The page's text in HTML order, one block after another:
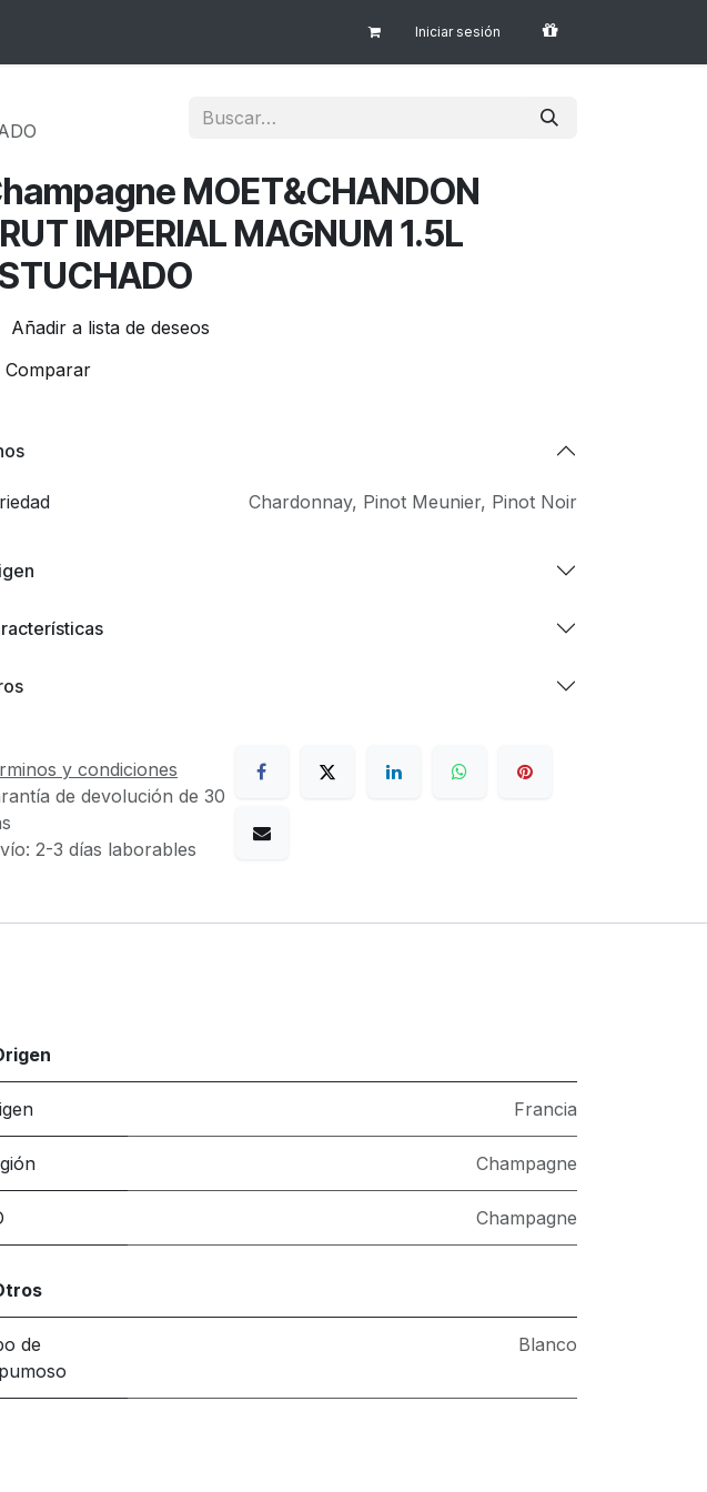
Iniciar sesión
MOET&CHANDON
IMPERIAL MAGNUM 1.5L
Añadir a lista de deseos
Comparar
Chardonnay, Pinot Meunier, Pinot Noir
y condiciones
de devolución de 30
2-3 días laborables
Francia
Champagne
Champagne
de
Blanco